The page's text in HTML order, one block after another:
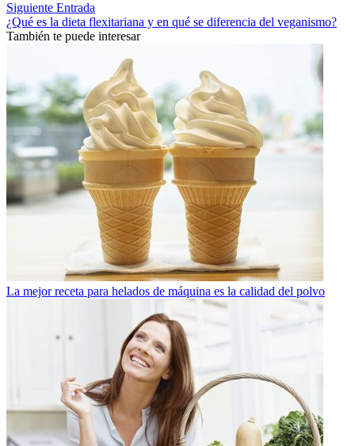
Siguiente Entrada
¿Qué es la dieta flexitariana y en qué se diferencia del veganismo?
También te puede interesar
La mejor receta para helados de máquina es la calidad del polvo